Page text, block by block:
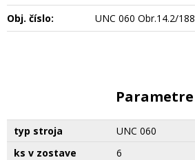
Obj. číslo: UNC 060 Obr.14.2/188
Parametre
typ stroja
UNC 060
ks v zostave
6